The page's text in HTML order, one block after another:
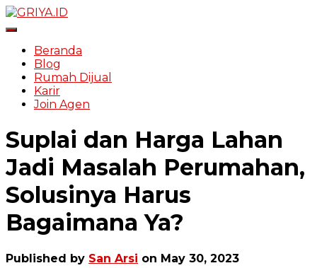
Toggle Navigation
Beranda
Blog
Rumah Dijual
Karir
Join Agen
Suplai dan Harga Lahan
Jadi Masalah Perumahan,
Solusinya Harus
Bagaimana Ya?
Published by San Arsi on May 30, 2023